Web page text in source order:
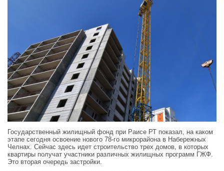
Государственный жилищный фонд при Раисе РТ показал, на каком
этапе сегодня освоение нового 78-го микрорайона в Набережных
Челнах. Сейчас здесь идет строительство трех домов, в которых
квартиры получат участники различных жилищных программ ГЖФ.
Это вторая очередь застройки.